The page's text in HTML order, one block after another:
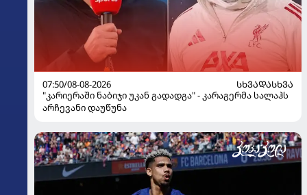
07:50/08-08-2026
ᲡᲮᲕᲐᲓᲐᲡᲮᲕᲐ
"კარიერაში ნაბიჯი უკან გადადგა" - კარაგერმა სალაჰს
არჩევანი დაუწუნა